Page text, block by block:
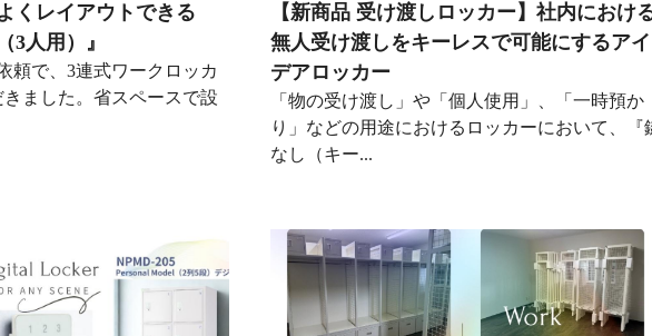
くレイアウトできる
3人用）』
頼で、3連式ワークロッカ
ました。省スペースで設
【新商品 受け渡しロッカー】社内におけ
無人受け渡しをキーレスで可能にするアイ
デアロッカー
「物の受け渡し」や「個人使用」、「一時預か
り」などの用途におけるロッカーにおいて、『
なし（キー...